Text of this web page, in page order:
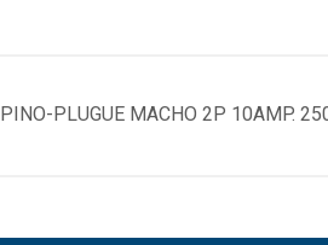
PINO-PLUGUE MACHO 2P 10AMP.